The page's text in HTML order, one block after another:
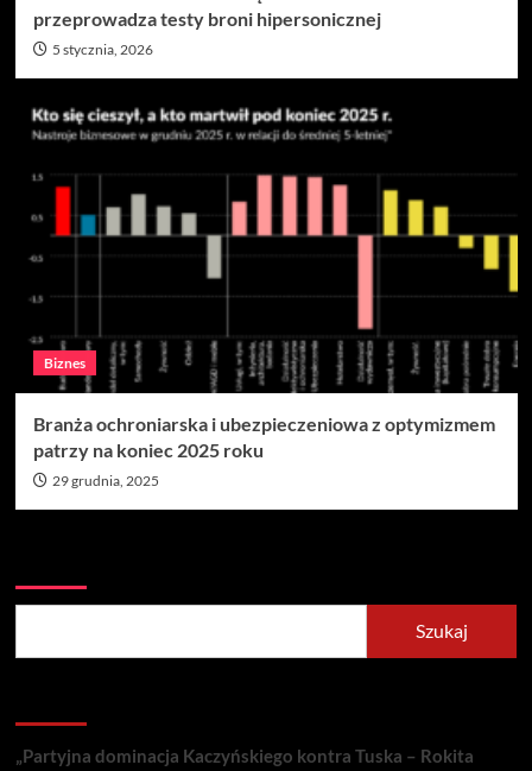
przeprowadza testy broni hipersonicznej
5 stycznia, 2026
Biznes
Branża ochroniarska i ubezpieczeniowa z optymizmem
patrzy na koniec 2025 roku
29 grudnia, 2025
Szukaj
„Partyjna dominacja Kaczyńskiego kontra Tuska – Rokita